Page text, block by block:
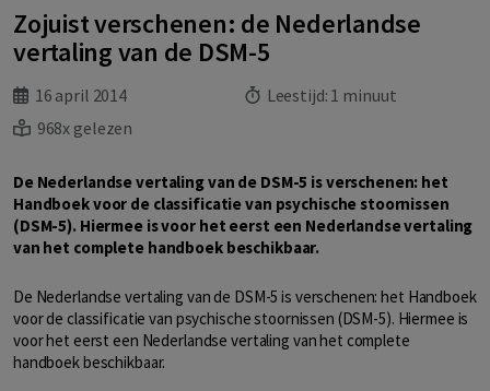
Zojuist verschenen: de Nederlandse
vertaling van de DSM-5
16 april 2014 Leestijd: 1 minuut
968x gelezen
De Nederlandse vertaling van de DSM-5 is verschenen: het
Handboek voor de classificatie van psychische stoornissen
(DSM-5). Hiermee is voor het eerst een Nederlandse vertaling
van het complete handboek beschikbaar.
De Nederlandse vertaling van de DSM-5 is verschenen: het Handboek
voor de classificatie van psychische stoornissen (DSM-5). Hiermee is
voor het eerst een Nederlandse vertaling van het complete
handboek beschikbaar.